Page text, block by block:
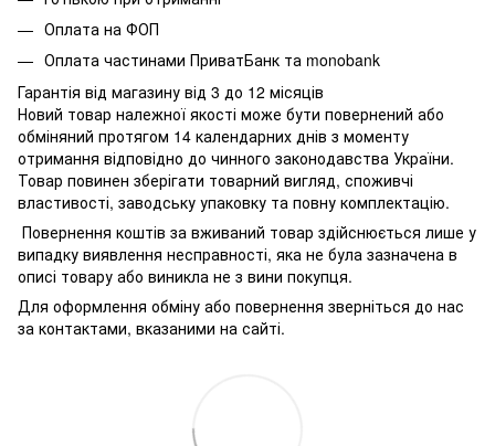
Оплата на ФОП
Оплата частинами ПриватБанк та monobank
Гарантія від магазину від 3 до 12 місяців
Новий товар належної якості може бути повернений або
обміняний протягом 14 календарних днів з моменту
отримання відповідно до чинного законодавства України.
Товар повинен зберігати товарний вигляд, споживчі
властивості, заводську упаковку та повну комплектацію.
Повернення коштів за вживаний товар здійснюється лише у
випадку виявлення несправності, яка не була зазначена в
описі товару або виникла не з вини покупця.
Для оформлення обміну або повернення зверніться до нас
за контактами, вказаними на сайті.